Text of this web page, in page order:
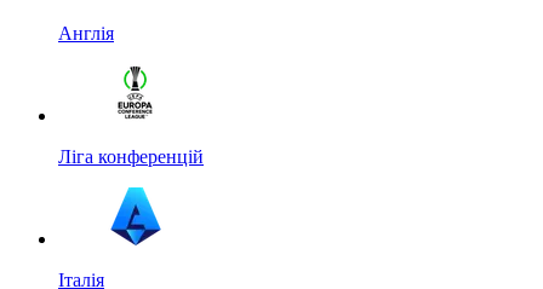
Англія
Ліга конференцій
Італія